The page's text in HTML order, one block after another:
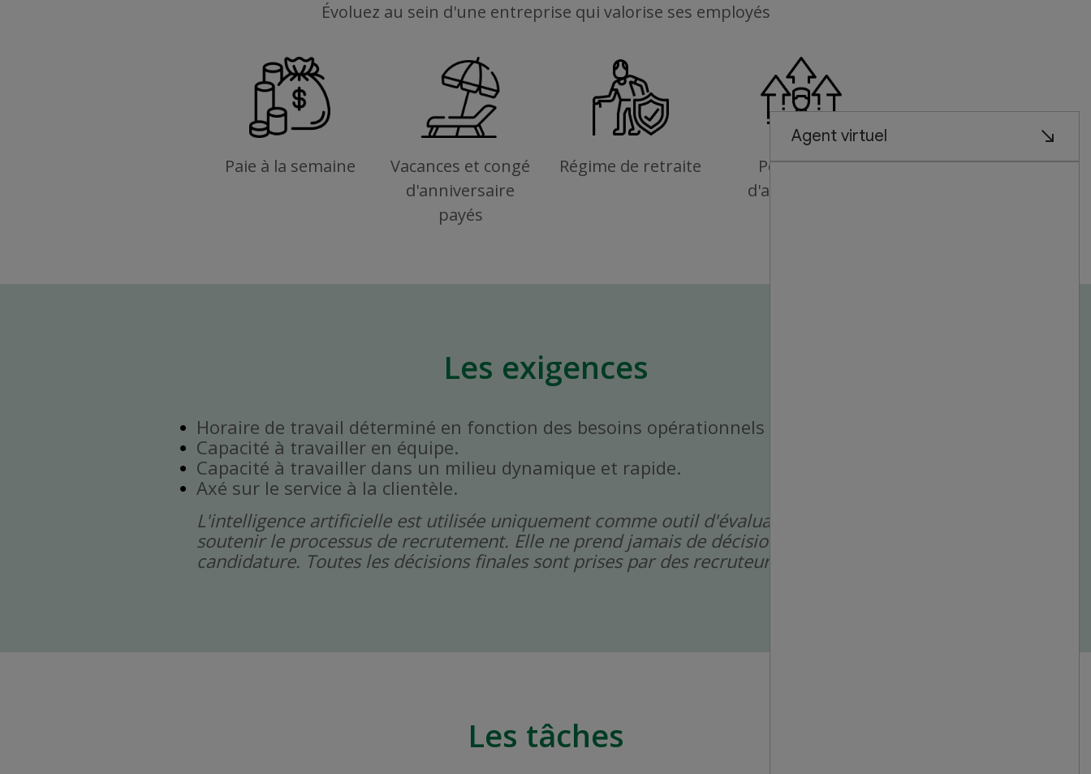
Évoluez au sein d'une entreprise qui valorise ses employés
Paie à la semaine
Vacances et congé
d'anniversaire
payés
Régime de retraite
Possibilités
d'avancement
Les exigences
Horaire de travail déterminé en fonction des besoins opérationnels du magasin.
Capacité à travailler en équipe.
Capacité à travailler dans un milieu dynamique et rapide.
Axé sur le service à la clientèle.
L'intelligence artificielle est utilisée uniquement comme outil d'évaluation pour
soutenir le processus de recrutement. Elle ne prend jamais de décision de rejet de
candidature. Toutes les décisions finales sont prises par des recruteurs humains.
Les tâches